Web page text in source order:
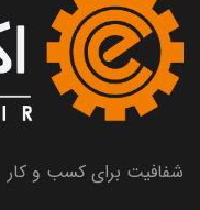
شفافیت برای کسب و کار